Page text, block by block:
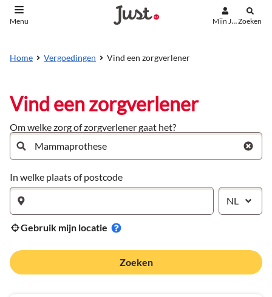
de inhoud
Menu Mijn JustZoeken
Home Vergoedingen Vind een zorgverlener
Vind een zorgverlener
Om welke zorg of zorgverlener gaat het?
In welke plaats of postcode
NL
Gebruik mijn locatie
Zoeken